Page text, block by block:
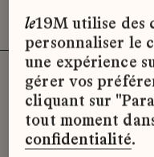
Désolé, il
d’offres
moment.
le19M utilise des
personnaliser le
une expérience
gérer vos
cliquant sur
tout moment
confidentialité.